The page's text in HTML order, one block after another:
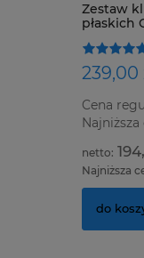
Zestaw
płaskich
239,00
Cena
Najniższa
Najniższa
do